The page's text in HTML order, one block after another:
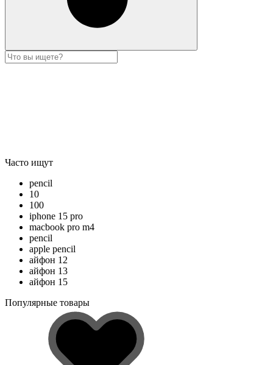
Часто ищут
pencil
10
100
iphone 15 pro
macbook pro m4
pencil
apple pencil
айфон 12
айфон 13
айфон 15
Популярные товары